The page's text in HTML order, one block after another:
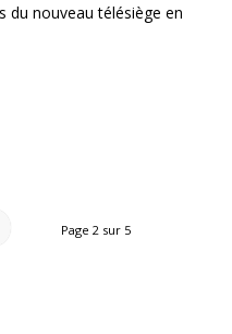
du nouveau télésiège en
Page 2 sur 5